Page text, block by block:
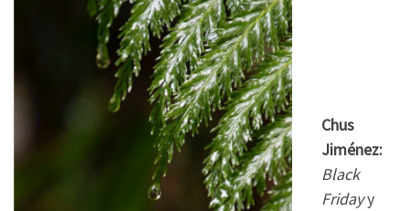
Chus
Jiménez:
Black
Fridayy